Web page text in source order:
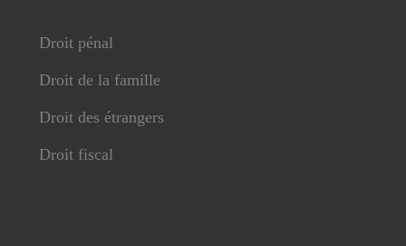
Droit pénal
Droit de la famille
Droit des étrangers
Droit fiscal